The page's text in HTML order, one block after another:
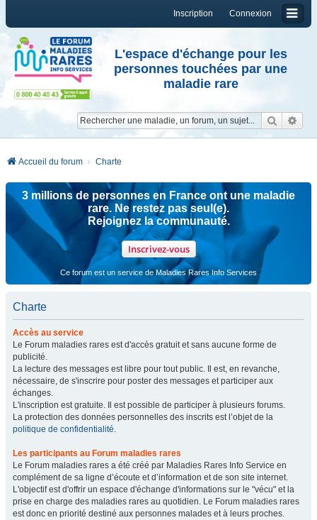
Connexion
Inscription
L'espace d'échange pour les
personnes touchées par une
maladie rare
Accueil du forum Charte
3 millions de personnes en France ont une maladie
rare. Ne restez pas seul(e).
Rejoignez la communauté.
Inscrivez-vous
Ce forum est un service de Maladies Rares Info Services
Charte
Accès au service
Le Forum maladies rares est d'accès gratuit et sans aucune forme de
publicité.
La lecture des messages est libre pour tout public. Il est, en revanche,
nécessaire, de s'inscrire pour poster des messages et participer aux
échanges.
L'inscription est gratuite. Il est possible de participer à plusieurs forums.
La protection des données personnelles des inscrits est l’objet de la
politique de confidentialité.
Les participants au Forum maladies rares
Le Forum maladies rares a été créé par Maladies Rares Info Service en
complément de sa ligne d’écoute et d’information et de son site internet.
L'objectif est d'offrir un espace d'échange d'informations sur le "vécu" et la
prise en charge des maladies rares au quotidien. Le Forum maladies rares
est donc en priorité destiné aux personnes malades et à leurs proches.